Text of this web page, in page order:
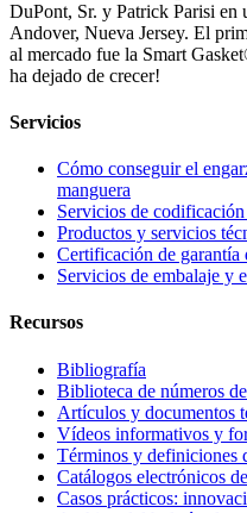
DuPont, Sr. y Patrick Parisi en
Andover, Nueva Jersey. El
al mercado fue la Smart
ha dejado de crecer!
Servicios
Cómo conseguir el
manguera
Servicios de
Productos y servicios
Certificación de garantía
Servicios de embalaje y
Recursos
Bibliografía
Biblioteca de números
Artículos y documentos
Vídeos informativos y
Términos y definiciones
Catálogos electrónicos
Casos prácticos: